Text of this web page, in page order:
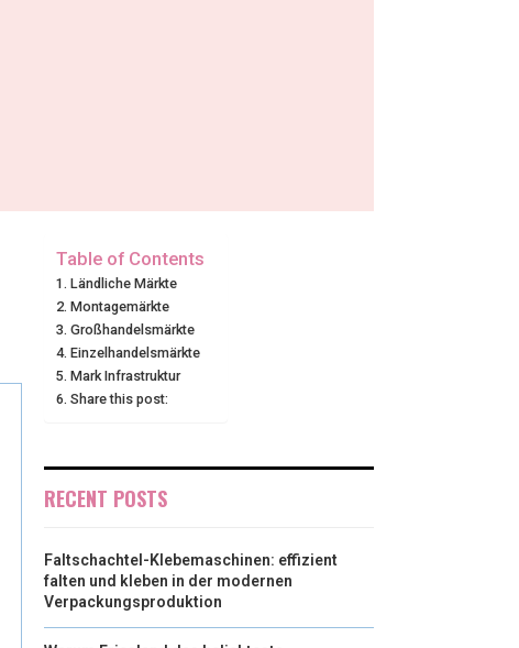
Table of Contents
Ländliche Märkte
Montagemärkte
Großhandelsmärkte
Einzelhandelsmärkte
Mark Infrastruktur
Share this post:
RECENT POSTS
Faltschachtel-Klebemaschinen: effizient
falten und kleben in der modernen
Verpackungsproduktion